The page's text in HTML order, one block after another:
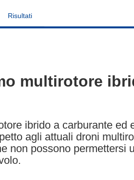
Risultati
multirotore
ibrido a carburante ed
agli attuali droni
non possono permettersi